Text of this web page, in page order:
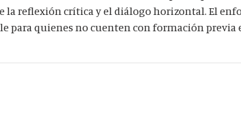
reflexión crítica y el diálogo horizontal. El
para quienes no cuenten con formación previa